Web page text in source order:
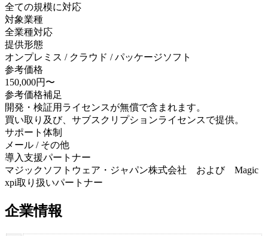
全ての規模に対応
対象業種
全業種対応
提供形態
オンプレミス / クラウド / パッケージソフト
参考価格
150,000円〜
参考価格補足
開発・検証用ライセンスが無償で含まれます。
買い取り及び、サブスクリプションライセンスで提供。
サポート体制
メール / その他
導入支援パートナー
マジックソフトウェア・ジャパン株式会社 および Magic
xpi取り扱いパートナー
企業情報